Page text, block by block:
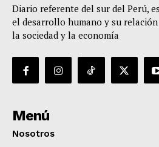
Diario referente del sur del Perú,
el desarrollo humano y su
la sociedad y la economía
Menú
Nosotros